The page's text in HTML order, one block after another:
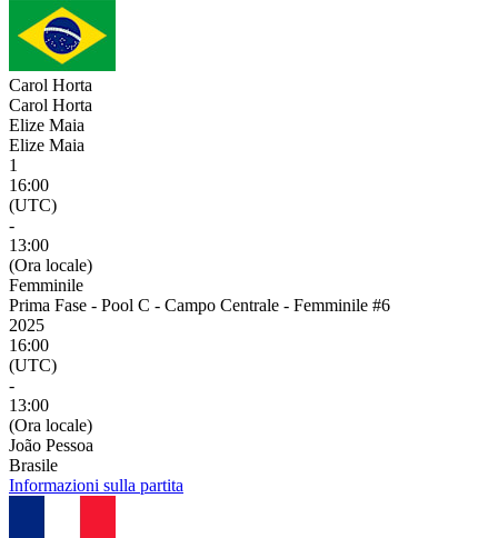
Carol Horta
Carol Horta
Elize Maia
Elize Maia
1
16:00
(UTC)
-
13:00
(Ora locale)
Femminile
Prima Fase - Pool C - Campo Centrale - Femminile #6
2025
16:00
(UTC)
-
13:00
(Ora locale)
João Pessoa
Brasile
Informazioni sulla partita